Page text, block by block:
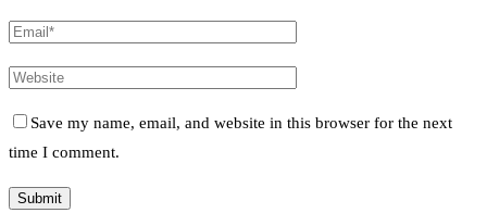
Save my name, email, and website in this browser for the next
time I comment.